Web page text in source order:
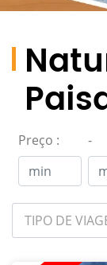
Preço :
-
TIPO DE